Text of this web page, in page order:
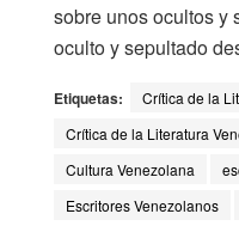
sobre unos ocultos y
oculto y sepultado
Etiquetas:
Crítica de la
Crítica de la Literatura
Cultura Venezolana
Escritores Venezolanos